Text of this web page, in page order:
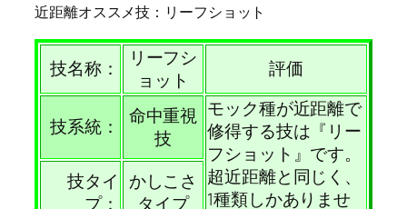
近距離オススメ技：リーフショット
技名称：
リーフシ
ョット
評価
技系統：
命中重視
技
モック種が近距離で
修得する技は『リー
フショット』です。
超近距離と同じく、
1種類しかありませ
技タイ
プ：
かしこさ
タイプ